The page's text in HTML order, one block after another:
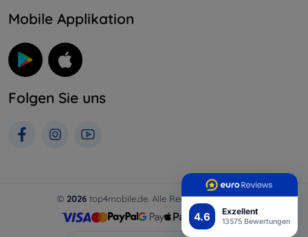
4.6 Exzellent
13575 Bewertungen
Mobile Applikation
Folgen Sie uns
© 2026 top4mobile.de. Alle Rechte vorbehalten.